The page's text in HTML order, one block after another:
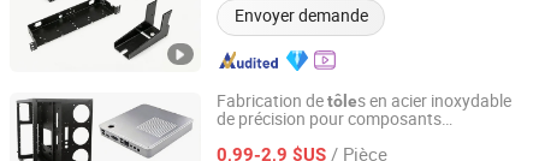
Envoyer demande
Fabrication detôles en acier inoxydable
de précision pour composants
0,99-2,9 $US / Pièce
Shenzhen Bergek Technology Co., Ltd.